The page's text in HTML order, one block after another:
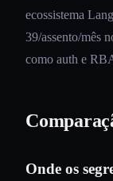
ecossistema
39/assento/mês
como auth e
Onde os